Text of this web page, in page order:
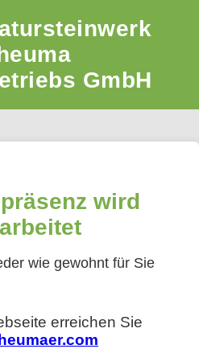
GmbH
wird
wie gewohnt für Sie
erreichen Sie